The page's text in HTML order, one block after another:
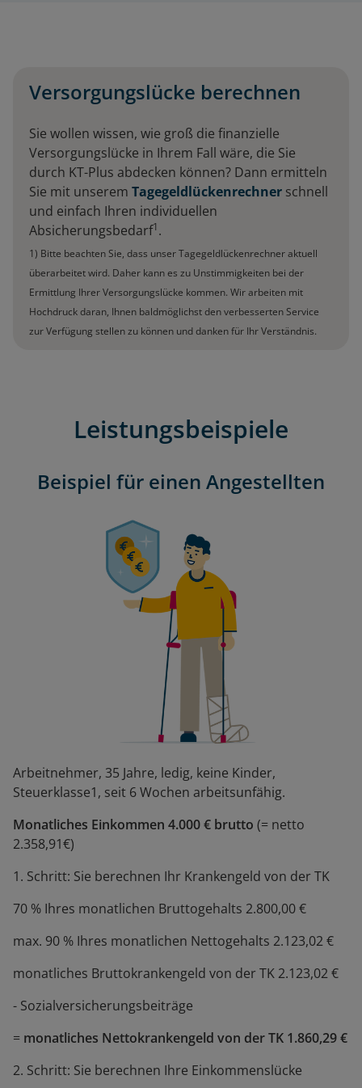
Versorgungslücke berechnen
Sie wollen wissen, wie groß die finanzielle
Versorgungslücke in Ihrem Fall wäre, die Sie
durch KT-Plus abdecken können? Dann ermitteln
Sie mit unserem Tagegeldlückenrechner schnell
und einfach Ihren individuellen
Absicherungsbedarf1 .
1) Bitte beachten Sie, dass unser Tagegeldlückenrechner aktuell
überarbeitet wird. Daher kann es zu Unstimmigkeiten bei der
Ermittlung Ihrer Versorgungslücke kommen. Wir arbeiten mit
Hochdruck daran, Ihnen baldmöglichst den verbesserten Service
zur Verfügung stellen zu können und danken für Ihr Verständnis.
Leistungsbeispiele
Beispiel für einen Angestellten
Arbeitnehmer, 35 Jahre, ledig, keine Kinder,
Steuerklasse1, seit 6 Wochen arbeitsunfähig.
Monatliches Einkommen 4.000 € brutto (= netto
2.358,91€)
1. Schritt: Sie berechnen Ihr Krankengeld von der TK
70 % Ihres monatlichen Bruttogehalts 2.800,00 €
max. 90 % Ihres monatlichen Nettogehalts 2.123,02 €
monatliches Bruttokrankengeld von der TK 2.123,02 €
- Sozialversicherungsbeiträge
= monatliches Nettokrankengeld von der TK 1.860,29 €
2. Schritt: Sie berechnen Ihre Einkommenslücke